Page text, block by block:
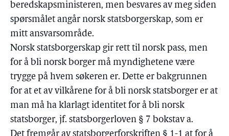
beredskapsministeren, men besvares av meg siden
spørsmålet angår norsk statsborgerskap, som er
mitt ansvarsområde.
Norsk statsborgerskap gir rett til norsk pass, men
for å bli norsk borger må myndighetene være
trygge på hvem søkeren er. Dette er bakgrunnen
for at et av vilkårene for å bli norsk statsborger er at
man må ha klarlagt identitet for å bli norsk
statsborger, jf. statsborgerloven § 7 bokstav a.